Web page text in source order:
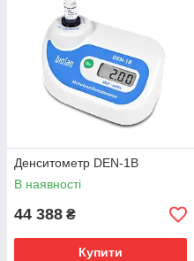
Денситометр DEN-1В
В наявності
44 388 ₴
Купити